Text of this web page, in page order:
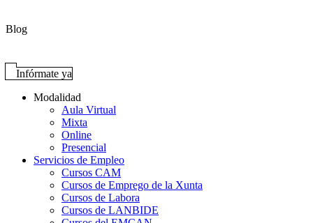
Blog
Infórmate ya
Modalidad
Aula Virtual
Mixta
Online
Presencial
Servicios de Empleo
Cursos CAM
Cursos de Emprego de la Xunta
Cursos de Labora
Cursos de LANBIDE